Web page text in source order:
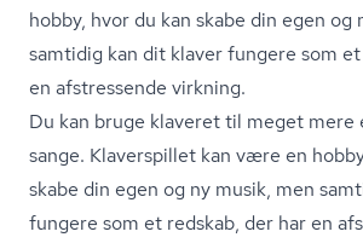
hobby, hvor du kan skabe din egen og
samtidig kan dit klaver fungere som
en afstressende virkning.
Du kan bruge klaveret til meget mere
sange. Klaverspillet kan være en
skabe din egen og ny musik, men
fungere som et redskab, der har en